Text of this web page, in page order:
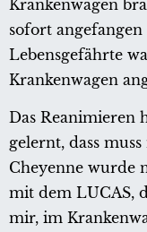
Krankenwagen
sofort
Lebensgefährte
Krankenwagen
Das Reanimieren
gelernt, dass
Cheyenne wurde
mit dem LUCAS,
mir, im